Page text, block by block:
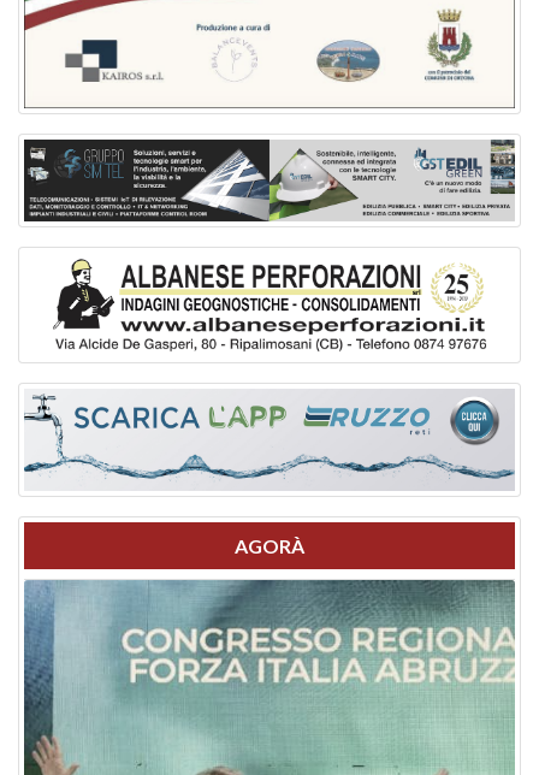
AGORÀ